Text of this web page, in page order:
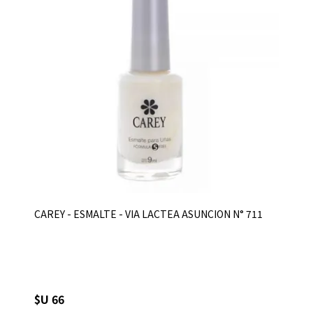
CAREY - ESMALTE - VIA LACTEA ASUNCION N° 711
$U 66